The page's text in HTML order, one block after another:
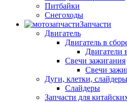
Питбайки
Снегоходы
Запчасти
Двигатель
Двигатель в
Двигатели
Свечи зажигания
Свечи
Дуги, клетки, слайдеры
Слайдеры
Запчасти для